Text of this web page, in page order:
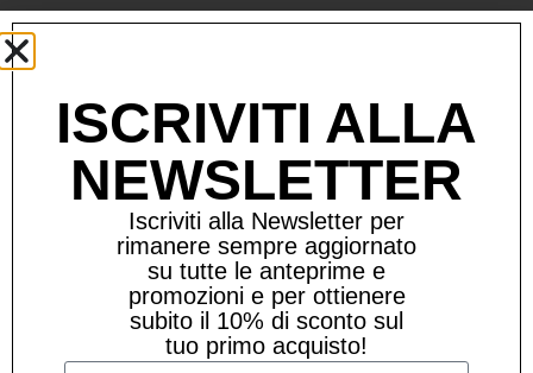
ISCRIVITI ALLA
NEWSLETTER
Iscriviti alla Newsletter per
rimanere sempre aggiornato
su tutte le anteprime e
promozioni e per ottienere
subito il 10% di sconto sul
tuo primo acquisto!